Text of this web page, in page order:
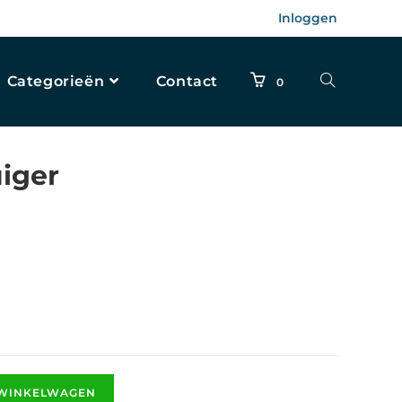
Inloggen
Categorieën Contact 0